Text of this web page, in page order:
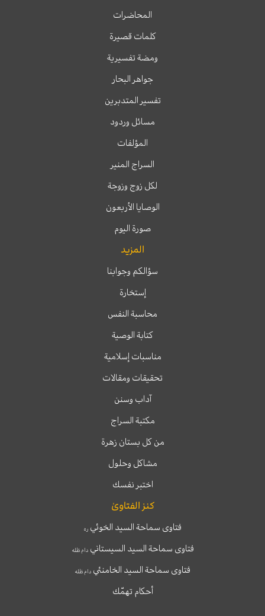
المحاضرات
كلمات قصيرة
ومضة تفسيرية
جواهر البحار
تفسير المتدبرين
مسائل وردود
المؤلفات
السراج المنير
لكل زوج وزوجة
الوصايا الأربعون
صورة اليوم
المزيد
سؤالكم وجوابنا
إستخارة
محاسبة النفس
كتابة الوصية
مناسبات إسلامية
تحقيقات ومقالات
آداب وسنن
مكتبة السراج
من كل بستان زهرة
مشاكل وحلول
اختبر نفسك
كنز الفتاوىٰ
فتاوى سماحة السيد الخوئيره
فتاوى سماحة السيد السيستانيدام ظله
فتاوى سماحة السيد الخامنئي دام ظله
أحكام تهمّك